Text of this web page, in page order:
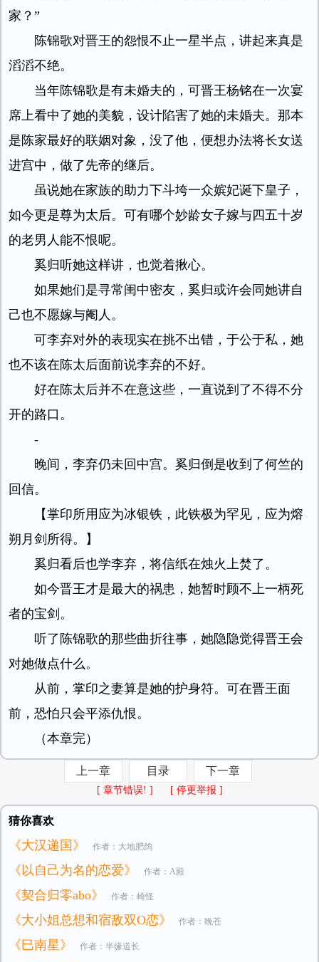
家？”
陈锦歌对晋王的怨恨不止一星半点，讲起来真是
滔滔不绝。
当年陈锦歌是有未婚夫的，可晋王杨铭在一次宴
席上看中了她的美貌，设计陷害了她的未婚夫。那本
是陈家最好的联姻对象，没了他，便想办法将长女送
进宫中，做了先帝的继后。
虽说她在家族的助力下斗垮一众嫔妃诞下皇子，
如今更是尊为太后。可有哪个妙龄女子嫁与四五十岁
的老男人能不恨呢。
奚归听她这样讲，也觉着揪心。
如果她们是寻常闺中密友，奚归或许会同她讲自
己也不愿嫁与阉人。
可李弃对外的表现实在挑不出错，于公于私，她
也不该在陈太后面前说李弃的不好。
好在陈太后并不在意这些，一直说到了不得不分
开的路口。
-
晚间，李弃仍未回中宫。奚归倒是收到了何竺的
回信。
【掌印所用应为冰银铁，此铁极为罕见，应为熔
朔月剑所得。】
奚归看后也学李弃，将信纸在烛火上焚了。
如今晋王才是最大的祸患，她暂时顾不上一柄死
者的宝剑。
听了陈锦歌的那些曲折往事，她隐隐觉得晋王会
对她做点什么。
从前，掌印之妻算是她的护身符。可在晋王面
前，恐怕只会平添仇恨。
（本章完）
上一章 目录 下一章
[ 章节错误! ] [ 停更举报 ]
猜你喜欢
《大汉递国》 作者：大地肥鸽
《以自己为名的恋爱》 作者：A殿
《契合归零abo》 作者：崎怪
《大小姐总想和宿敌双O恋》 作者：晚苍
《巳南星》 作者：半缘道长